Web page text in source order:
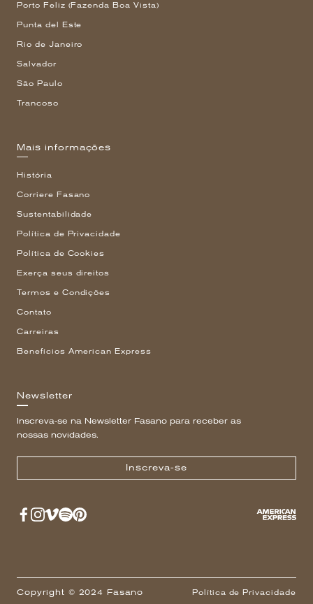
Porto Feliz (Fazenda Boa Vista)
Punta del Este
Rio de Janeiro
Salvador
São Paulo
Trancoso
Mais informações
História
Corriere Fasano
Sustentabilidade
Política de Privacidade
Política de Cookies
Exerça seus direitos
Termos e Condições
Contato
Carreiras
Benefícios American Express
Newsletter
Inscreva-se na Newsletter Fasano para receber as
nossas novidades.
Inscreva-se
Copyright © 2024 Fasano Política de Privacidade